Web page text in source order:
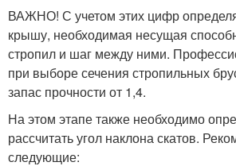
ВАЖНО! С учетом этих цифр
крышу, необходимая несущая
стропил и шаг между ними.
при выборе сечения стропильных
запас прочности от 1,4.
На этом этапе также необходимо
рассчитать угол наклона скатов.
следующие: